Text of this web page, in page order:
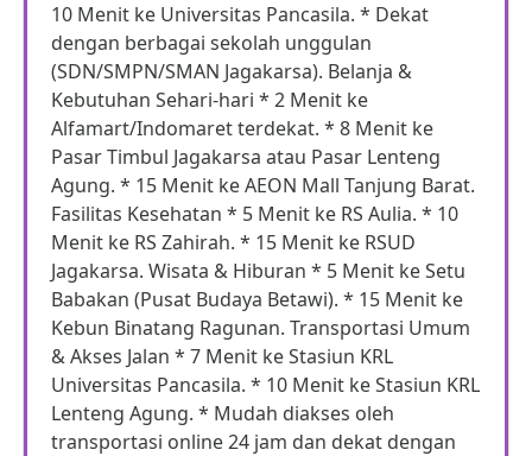
10 Menit ke Universitas Pancasila. * Dekat
dengan berbagai sekolah unggulan
(SDN/SMPN/SMAN Jagakarsa). Belanja &
Kebutuhan Sehari-hari * 2 Menit ke
Alfamart/Indomaret terdekat. * 8 Menit ke
Pasar Timbul Jagakarsa atau Pasar Lenteng
Agung. * 15 Menit ke AEON Mall Tanjung Barat.
Fasilitas Kesehatan * 5 Menit ke RS Aulia. * 10
Menit ke RS Zahirah. * 15 Menit ke RSUD
Jagakarsa. Wisata & Hiburan * 5 Menit ke Setu
Babakan (Pusat Budaya Betawi). * 15 Menit ke
Kebun Binatang Ragunan. Transportasi Umum
& Akses Jalan * 7 Menit ke Stasiun KRL
Universitas Pancasila. * 10 Menit ke Stasiun KRL
Lenteng Agung. * Mudah diakses oleh
transportasi online 24 jam dan dekat dengan